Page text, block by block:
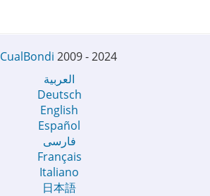
CualBondi 2009 - 2024
العربية
Deutsch
English
Español
فارسی
Français
Italiano
日本語